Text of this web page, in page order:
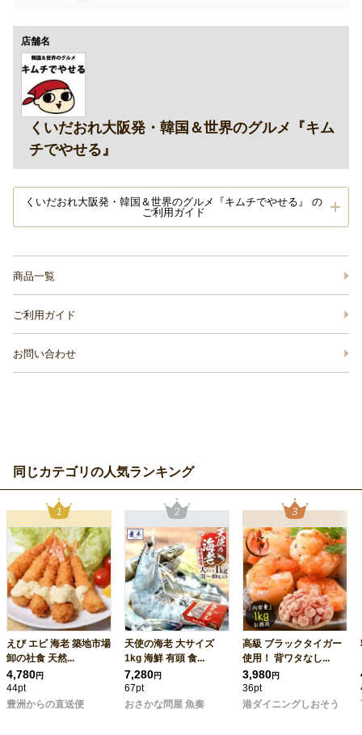
店舗名
くいだおれ大阪発・韓国＆世界のグルメ『キム
チでやせる』
くいだおれ大阪発・韓国＆世界のグルメ『キムチでやせる』 の
ご利用ガイド
商品一覧
ご利用ガイド
お問い合わせ
同じカテゴリの人気ランキング
えび エビ 海老 築地市場
卸の社食 天然...
4,780円
44pt
豊洲からの直送便
天使の海老 大サイズ
1kg 海鮮 有頭 食...
7,280円
67pt
おさかな問屋 魚奏
高級 ブラックタイガー
使用！ 背ワタなし...
3,980円
36pt
港ダイニングしおそう